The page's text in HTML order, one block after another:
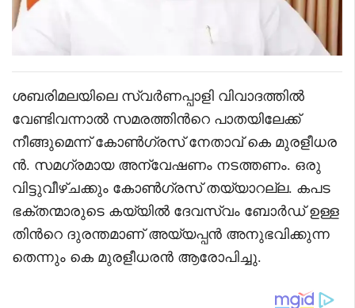
ശബരിമലയിലെ സ്വർണപ്പാളി വിവാദത്തിൽ
വേണ്ടിവന്നാൽ സമരത്തിന്‍റെ പാതയിലേക്ക്
നീങ്ങുമെന്ന് കോണ്‍ഗ്രസ് നേതാവ് കെ മുരളീധര
ൻ. സമഗ്രമായ അന്വേഷണം നടത്തണം. ഒരു
വിട്ടുവീഴ്ചക്കും കോൺഗ്രസ് തയ്യാറല്ല. കപട
ഭക്തന്മാരുടെ കയ്യിൽ ദേവസ്വം ബോർഡ് ഉള്ള
തിന്‍റെ ദുരന്തമാണ് അയ്യപ്പൻ അനുഭവിക്കുന്ന
തെന്നും കെ മുരളീധരൻ ആരോപിച്ചു.